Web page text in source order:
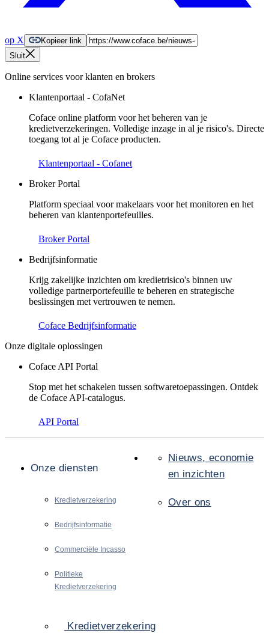
op X
Kopieer link
Sluit
Online services voor klanten en brokers
Klantenportaal - CofaNet
Coface online platform voor het beheren van je
kredietverzekeringen. Volledige inzage in al je risico's. Directe
toegang tot al je Coface producten.
Klantenportaal - Cofanet
Broker Portal
Platform speciaal voor makelaars voor het monitoren en het
beheren van klantenportefeuilles.
Broker Portal
Bedrijfsinformatie
Krijg zakelijke inzichten om kredietrisico's binnen uw
volledige partnerportefeuille te beheren en strategische
beslissingen met vertrouwen te nemen.
Coface Bedrijfsinformatie
Onze digitale oplossingen
Coface API Portal
Stop met het schakelen tussen softwaretoepassingen. Ontdek
de Coface API-catalogus.
API Portal
Onze diensten
Kredietverzekering
Bedrijfsinformatie
Commerciële Incasso
Politieke
Kredietverzekering
Nieuws, economie
en inzichten
Over ons
Kredietverzekering